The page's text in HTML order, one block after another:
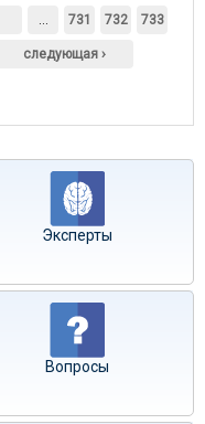
… 731 732 733
следующая ›
Эксперты
Вопросы